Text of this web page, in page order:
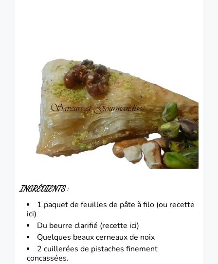
INGRÉDIENTS:
1 paquet de feuilles de pâte à filo (ou recette
ici)
Du beurre clarifié (recette ici)
Quelques beaux cerneaux de noix
2 cuillerées de pistaches finement
concassées.